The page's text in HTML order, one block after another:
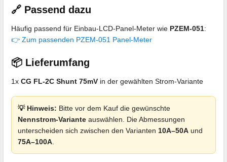
🔗 Passend dazu
Häufig passend für Einbau-LCD-Panel-Meter wie PZEM-051:
👉 Zum passenden PZEM-051 Panel-Meter
📦 Lieferumfang
1x CG FL-2C Shunt 75mV in der gewählten Strom-Variante
💡 Hinweis: Bitte vor dem Kauf die gewünschte
Nennstrom-Variante auswählen. Die Abmessungen
unterscheiden sich zwischen den Varianten 10A–50A und
75A–100A.